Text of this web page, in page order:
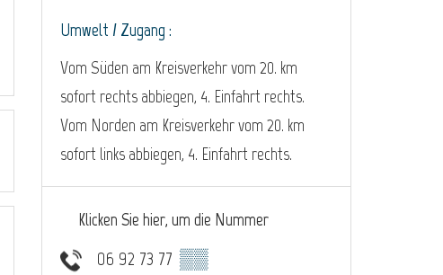
Umwelt / Zugang :
Vom Süden am Kreisverkehr vom 20. km
sofort rechts abbiegen, 4. Einfahrt rechts.
Vom Norden am Kreisverkehr vom 20. km
sofort links abbiegen, 4. Einfahrt rechts.
Klicken Sie hier, um die Nummer
06 92 73 77 ▒▒